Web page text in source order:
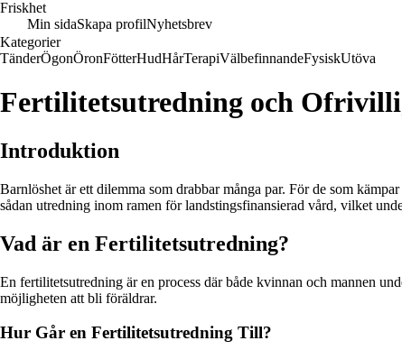
Friskhet
Min sidaSkapa profilNyhetsbrev
Kategorier
TänderÖgonÖronFötterHudHårTerapiVälbefinnandeFysiskUtöva
Fertilitetsutredning och
Introduktion
Barnlöshet är ett dilemma som drabbar många par. För de som
sådan utredning inom ramen för landstingsfinansierad vård, vilket
Vad är en Fertilitetsutredning?
En fertilitetsutredning är en process där både kvinnan och mannen
möjligheten att bli föräldrar.
Hur Går en Fertilitetsutredning Till?